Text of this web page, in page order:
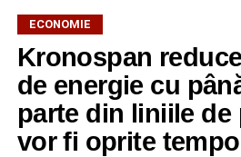
ECONOMIE
Kronospan
de energie cu
parte din liniile de
vor fi oprite